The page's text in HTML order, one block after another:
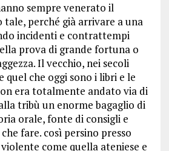
sempre venerato il
tale, perché già arrivare a una
incidenti e contrattempi
prova di grande fortuna o
Il vecchio, nei secoli
quel che oggi sono i libri e le
era totalmente andato via di
tribù un enorme bagaglio di
orale, fonte di consigli e
fare. così persino presso
come quella ateniese e